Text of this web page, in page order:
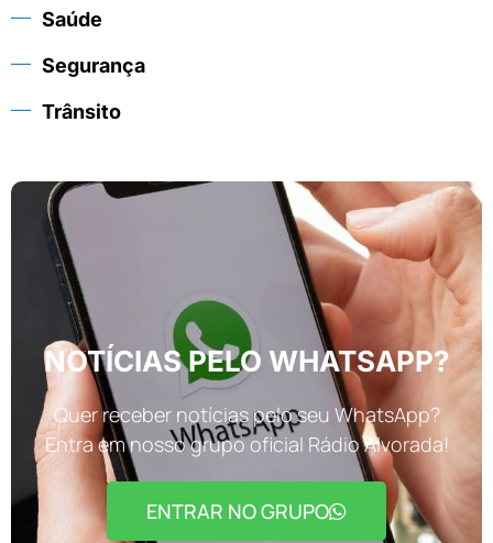
Saúde
Segurança
Trânsito
NOTÍCIAS PELO WHATSAPP?
Quer receber notícias pelo seu WhatsApp?
Entra em nosso grupo oficial Rádio Alvorada!
ENTRAR NO GRUPO